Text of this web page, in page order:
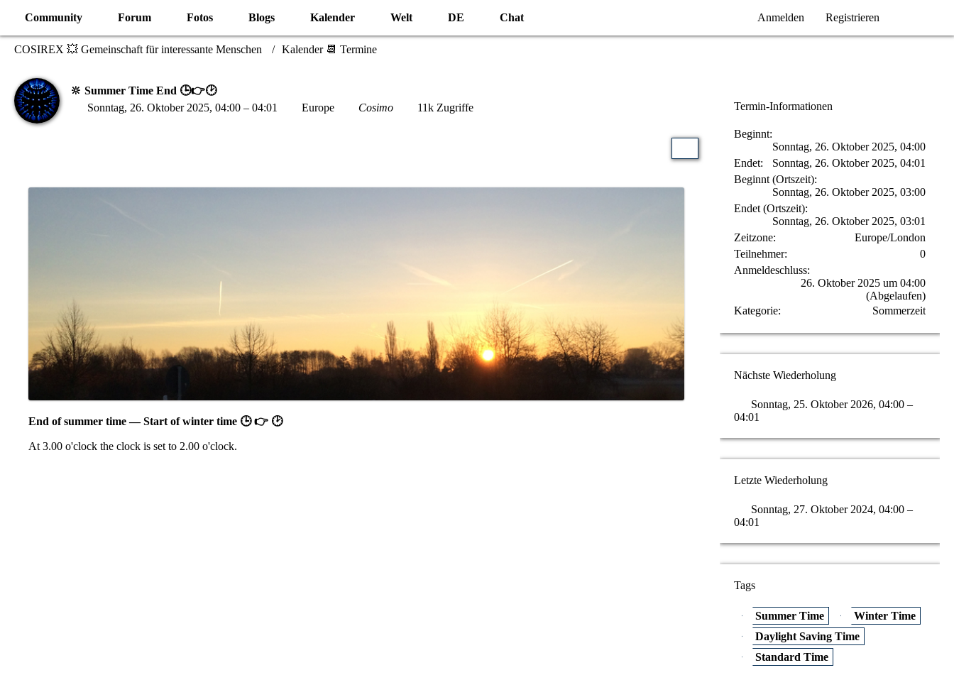
Community Forum Fotos Blogs Kalender Welt DE Chat Anmelden Registrieren
COSIREX 💥 Gemeinschaft für interessante Menschen Kalender 📆 Termine
🔆 Summer Time End 🕒👉🕑
Sonntag, 26. Oktober 2025, 04:00 – 04:01
Europe Cosimo 11k Zugriffe
End of summer time — Start of winter time 🕒 👉 🕑
At 3.00 o'clock the clock is set to 2.00 o'clock.
Termin-Informationen
Beginnt
Sonntag, 26. Oktober 2025, 04:00
Endet
Sonntag, 26. Oktober 2025, 04:01
Beginnt (Ortszeit)
Sonntag, 26. Oktober 2025, 03:00
Endet (Ortszeit)
Sonntag, 26. Oktober 2025, 03:01
Zeitzone
Europe/London
Teilnehmer
0
Anmeldeschluss
26. Oktober 2025 um 04:00
(Abgelaufen)
Kategorie
Sommerzeit
Nächste Wiederholung
Sonntag, 25. Oktober 2026, 04:00 –
04:01
Letzte Wiederholung
Sonntag, 27. Oktober 2024, 04:00 –
04:01
Tags
Summer Time
Winter Time
Daylight Saving Time
Standard Time